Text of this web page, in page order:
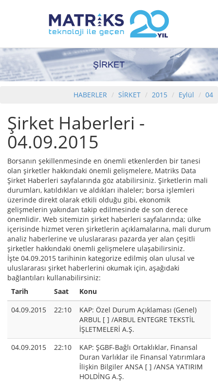
HABERLER SİRKET 2015 Eylül 04
Şirket Haberleri -
04.09.2015
Borsanın şekillenmesinde en önemli etkenlerden bir tanesi
olan şirketler hakkındaki önemli gelişmelere, Matriks Data
Şirket Haberleri sayfalarında göz atabilirsiniz. Şirketlerin mali
durumları, katıldıkları ve aldıkları ihaleler; borsa işlemleri
üzerinde direkt olarak etkili olduğu gibi, ekonomik
gelişmelerin yakından takip edilmesinde de son derece
önemlidir. Web sitemizin şirket haberleri sayfalarında; ülke
içerisinde hizmet veren şirketlerin açıklamalarına, mali durum
analiz haberlerine ve uluslararası pazarda yer alan çeşitli
şirketler hakkındaki önemli gelişmelere ulaşabilirsiniz.
İşte 04.09.2015 tarihinin kategorize edilmiş olan ulusal ve
uluslararası şirket haberlerini okumak için, aşağıdaki
bağlantıları kullanabilirsiniz:
Tarih
Saat
Konu
04.09.2015
22:10
KAP: Özel Durum Açıklaması (Genel)
ARBUL [ ] /ARBUL ENTEGRE TEKSTİL
İŞLETMELERİ A.Ş.
04.09.2015
22:10
KAP: ŞGBF-Bağlı Ortaklıklar, Finansal
Duran Varlıklar ile Finansal Yatırımlara
İlişkin Bilgiler ANSA [ ] /ANSA YATIRIM
HOLDİNG A.Ş.